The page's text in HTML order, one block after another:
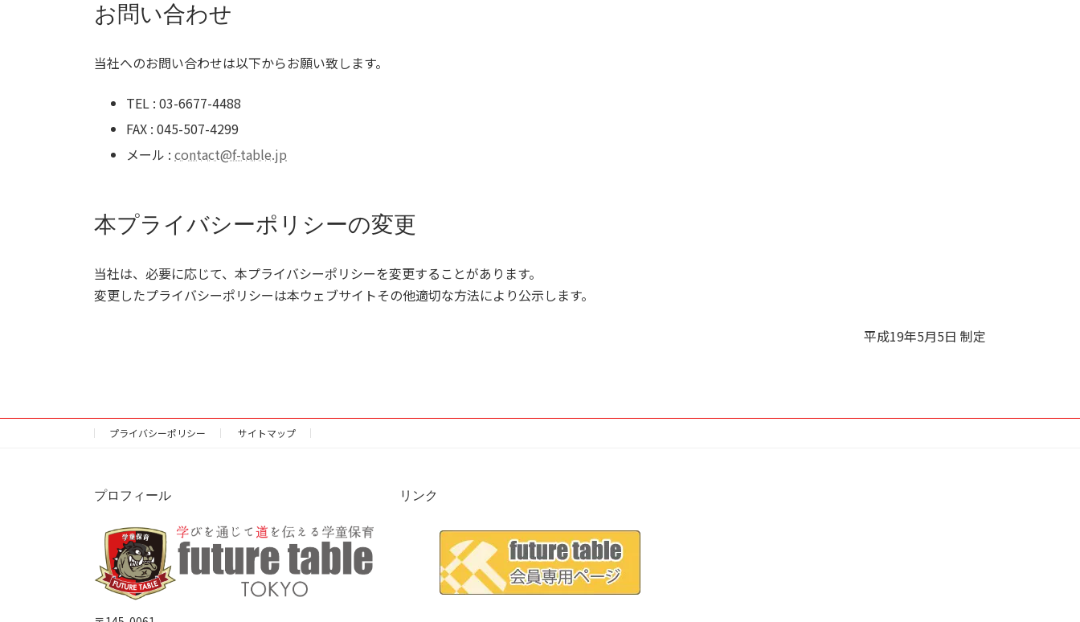
お問い合わせ
当社へのお問い合わせは以下からお願い致します。
TEL : 03-6677-4488
FAX : 045-507-4299
メール : contact@f-table.jp
本プライバシーポリシーの変更
当社は、必要に応じて、本プライバシーポリシーを変更することがあります。
変更したプライバシーポリシーは本ウェブサイトその他適切な方法により公示します。
平成19年5月5日 制定
プライバシーポリシー サイトマップ
プロフィール リンク